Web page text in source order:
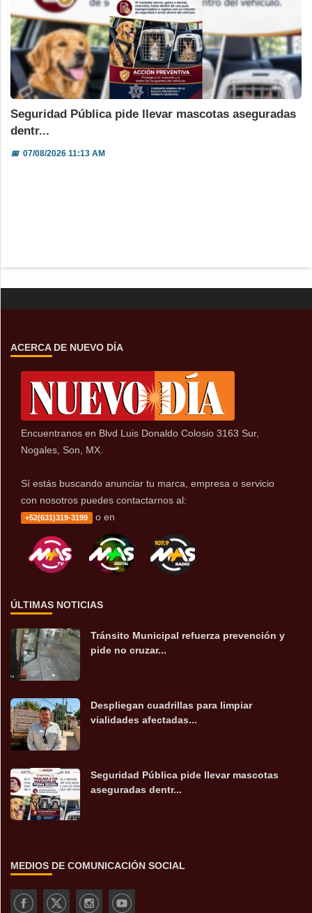
Seguridad Pública pide llevar mascotas aseguradas
dentr...
📅07/08/2026 11:13 AM
ACERCA DE NUEVO DÍA
Encuentranos en Blvd Luis Donaldo Colosio 3163 Sur,
Nogales, Son, MX.
Sí estás buscando anunciar tu marca, empresa o servicio
con nosotros puedes contactarnos al:
+52(631)319-3199 o en
ÚLTIMAS NOTICIAS
Tránsito Municipal refuerza prevención y
pide no cruzar...
Despliegan cuadrillas para limpiar
vialidades afectadas...
Seguridad Pública pide llevar mascotas
aseguradas dentr...
MEDIOS DE COMUNICACIÓN SOCIAL